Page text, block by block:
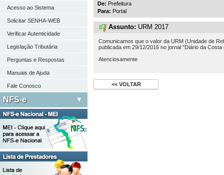
Acesso ao Sistema
Solicitar SENHA-WEB
Verificar Autenticidade
Legislação Tributária
Perguntas e Respostas
Manuais de Ajuda
Fale Conosco
NFS-e
Consulte seus Créditos
Verifique a Autenticidade
Consulta de RPS
De: Prefeitura
Para: Portal
Assunto: URM 2017
Comunicamos que o valor da URM (Unidade de
publicada em 29/12/2016 no jornal "Diário da Costa
Atenciosamente